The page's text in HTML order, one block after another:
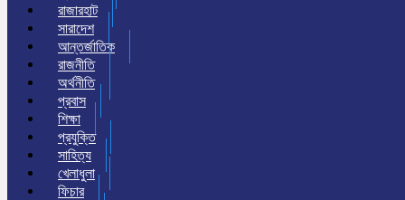
রাজারহাট
সারাদেশ
আন্তর্জাতিক
রাজনীতি
অর্থনীতি
প্রবাস
শিক্ষা
প্রযুক্তি
সাহিত্য
খেলাধুলা
ফিচার